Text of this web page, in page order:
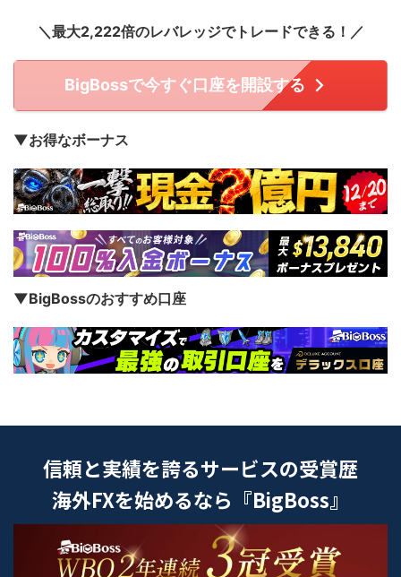
＼最大2,222倍のレバレッジでトレードできる！／
BigBossで今すぐ口座を開設する
▼お得なボーナス
▼BigBossのおすすめ口座
信頼と実績を誇るサービスの受賞歴
海外FXを始めるなら『BigBoss』